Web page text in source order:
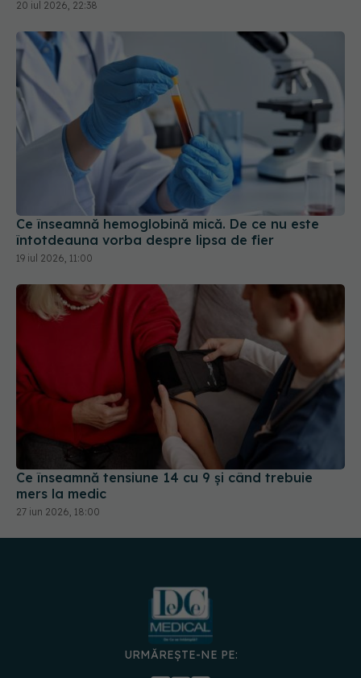
20 iul 2026, 22:38
Ce înseamnă hemoglobină mică. De ce nu este
întotdeauna vorba despre lipsa de fier
19 iul 2026, 11:00
Ce înseamnă tensiune 14 cu 9 și când trebuie
mers la medic
27 iun 2026, 18:00
URMĂREȘTE-NE PE: